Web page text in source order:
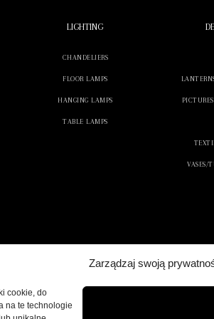
Zarządzaj swoją
cookie, do
na te technologie
LIGHTING
CHANDELIERS
FLOOR LAMPS
HANGING LAMPS
TABLE LAMPS
VASES/